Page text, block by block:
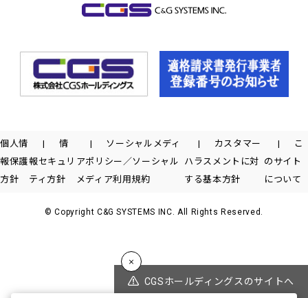
CGSホールディングスのサイトへ
個人情
報保護
方針
情
報セキュリ
ティ方針
ソーシャルメディ
アポリシー／ソーシャル
メディア利用規約
カスタマー
ハラスメントに対
する基本方針
こ
のサイト
について
© Copyright C&G SYSTEMS INC. All Rights Reserved.